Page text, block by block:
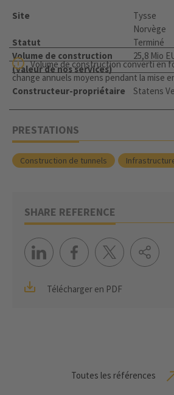
Site
Tysse
Norvège
Statut
Terminé
Volume de construction
(valeur de nos services)
25,8 Mio
Volume de construction converti en
change annuels moyens pendant la mise
Constructeur-propriétaire
Statens
PRESTATIONS
Construction de tunnels
SHARE REFERENCE
Télécharger en PDF
Toutes les références